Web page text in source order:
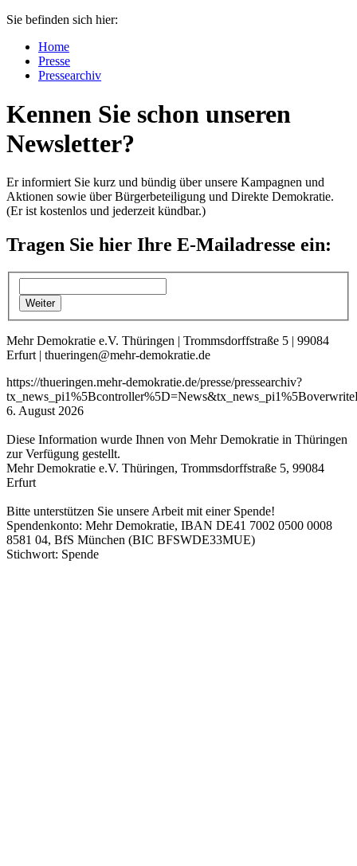
Sie befinden sich hier:
Home
Presse
Pressearchiv
Kennen Sie schon unseren
Newsletter?
Er informiert Sie kurz und bündig über unsere Kampagnen und
Aktionen sowie über Bürgerbeteiligung und Direkte Demokratie.
(Er ist kostenlos und jederzeit kündbar.)
Tragen Sie hier Ihre E-Mailadresse ein:
Mehr Demokratie e.V. Thüringen | Trommsdorffstraße 5 | 99084
Erfurt | thueringen@mehr-demokratie.de
https://thueringen.mehr-demokratie.de/presse/pressearchiv?
6. August 2026
Diese Information wurde Ihnen von Mehr Demokratie in Thüringen
zur Verfügung gestellt.
Mehr Demokratie e.V. Thüringen, Trommsdorffstraße 5, 99084
Erfurt
Bitte unterstützen Sie unsere Arbeit mit einer Spende!
Spendenkonto: Mehr Demokratie, IBAN DE41 7002 0500 0008
8581 04, BfS München (BIC BFSWDE33MUE)
Stichwort: Spende